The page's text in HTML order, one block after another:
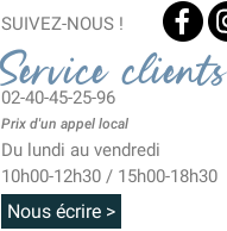
SUIVEZ-NOUS !
Service clients
02-40-45-25-96
Prix d'un appel local
Du lundi au vendredi
10h00-12h30 / 15h00-18h30
Nous écrire >